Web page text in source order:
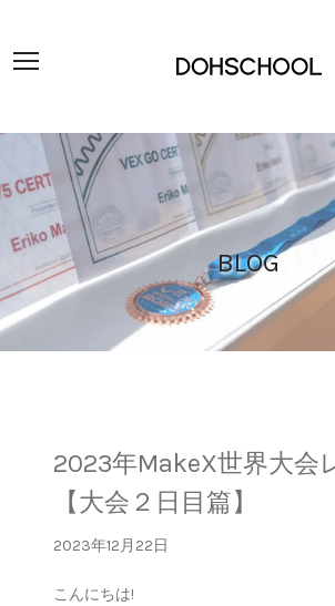
BLOG
2023年MakeX世界大会
【大会２日目篇】
2023年12月22日
こんにちは!